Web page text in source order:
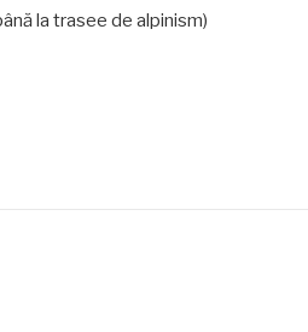
la trasee de alpinism)